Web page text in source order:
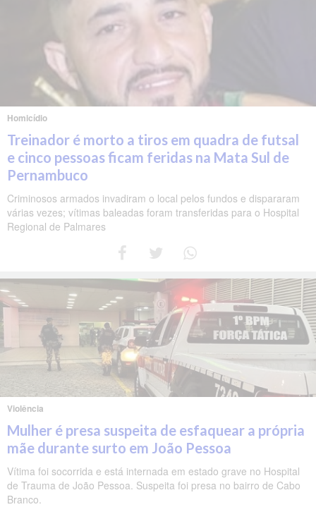
Homicídio
Treinador é morto a tiros em quadra de futsal
e cinco pessoas ficam feridas na Mata Sul de
Pernambuco
Criminosos armados invadiram o local pelos fundos e dispararam
várias vezes; vítimas baleadas foram transferidas para o Hospital
Regional de Palmares
Violência
Mulher é presa suspeita de esfaquear a própria
mãe durante surto em João Pessoa
Vítima foi socorrida e está internada em estado grave no Hospital
de Trauma de João Pessoa. Suspeita foi presa no bairro de Cabo
Branco.